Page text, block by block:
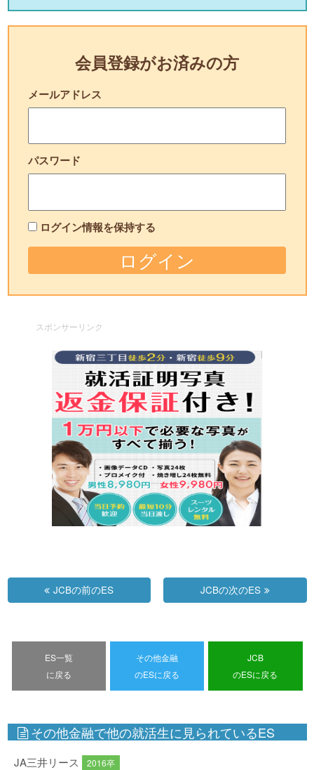
会員登録がお済みの方
メールアドレス
パスワード
ログイン情報を保持する
スポンサーリンク
JCBの前のES JCBの次のES
ES一覧
に戻る
その他金融
のESに戻る
JCB
のESに戻る
その他金融で他の就活生に見られているES
JA三井リース 2016卒